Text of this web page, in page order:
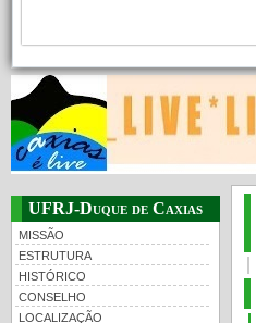
UFRJ-Duque de Caxias
MISSÃO
ESTRUTURA
HISTÓRICO
CONSELHO